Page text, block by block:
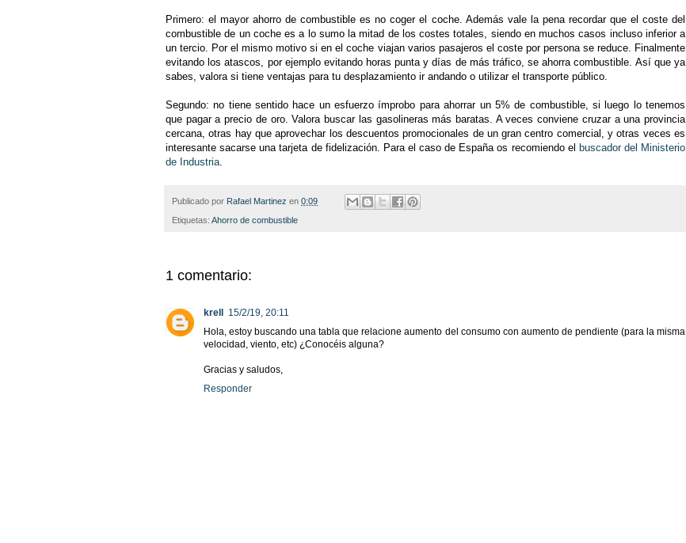
Primero: el mayor ahorro de combustible es no coger el coche. Además vale la pena recordar que el coste del
combustible de un coche es a lo sumo la mitad de los costes totales, siendo en muchos casos incluso inferior a
un tercio. Por el mismo motivo si en el coche viajan varios pasajeros el coste por persona se reduce. Finalmente
evitando los atascos, por ejemplo evitando horas punta y días de más tráfico, se ahorra combustible. Así que ya
sabes, valora si tiene ventajas para tu desplazamiento ir andando o utilizar el transporte público.
Segundo: no tiene sentido hace un esfuerzo ímprobo para ahorrar un 5% de combustible, si luego lo tenemos
que pagar a precio de oro. Valora buscar las gasolineras más baratas. A veces conviene cruzar a una provincia
cercana, otras hay que aprovechar los descuentos promocionales de un gran centro comercial, y otras veces es
interesante sacarse una tarjeta de fidelización. Para el caso de España os recomiendo el buscador del Ministerio
de Industria.
Publicado por Rafael Martinez en 0:09
Etiquetas: Ahorro de combustible
1 comentario:
krell 15/2/19, 20:11
Hola, estoy buscando una tabla que relacione aumento del consumo con aumento de pendiente (para la misma
velocidad, viento, etc) ¿Conocéis alguna?
Gracias y saludos,
Responder